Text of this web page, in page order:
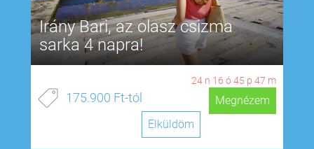
Irány Bari, az olasz csizma
sarka 4 napra!
24 n 16 ó45 p 46 m
175.900 Ft-tól
Megnézem
Elküldöm